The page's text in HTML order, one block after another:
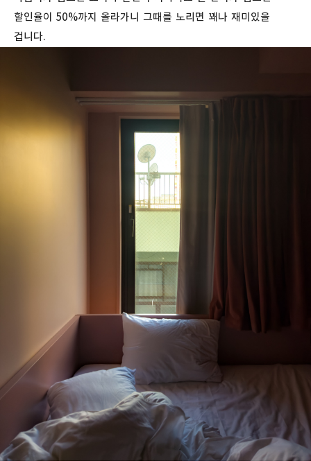
할인율이 50%까지 올라가니 그때를 노리면 꽤나 재미있을
겁니다.